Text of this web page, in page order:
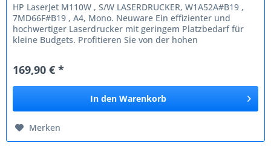
HP LaserJet M110W , S/W LASERDRUCKER, W1A52A#B19 ,
7MD66F#B19 , A4, Mono. Neuware Ein effizienter und
hochwertiger Laserdrucker mit geringem Platzbedarf für
kleine Budgets. Profitieren Sie von der hohen
169,90 € *
In den Warenkorb
Merken